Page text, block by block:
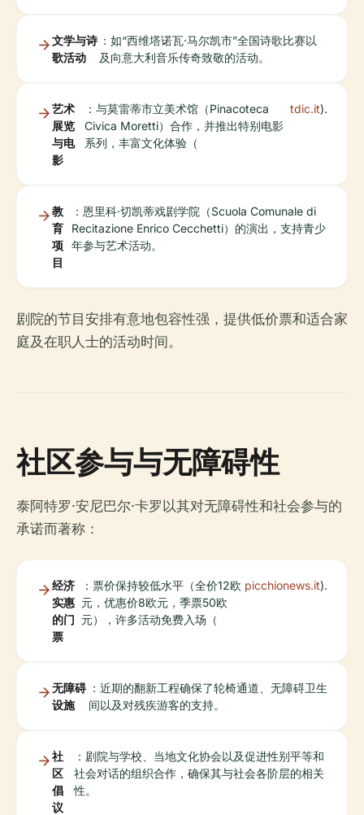
文学与诗
歌活动
：如“西维塔诺瓦·马尔凯市”全国诗歌比赛以
及向意大利音乐传奇致敬的活动。
艺术
展览
与电
影
：与莫雷蒂市立美术馆（Pinacoteca
Civica Moretti）合作，并推出特别电影
系列，丰富文化体验（
tdic.it).
教
育
项
目
：恩里科·切凯蒂戏剧学院（Scuola Comunale di
Recitazione Enrico Cecchetti）的演出，支持青少
年参与艺术活动。
剧院的节目安排有意地包容性强，提供低价票和适合家
庭及在职人士的活动时间。
社区参与与无障碍性
泰阿特罗·安尼巴尔·卡罗以其对无障碍性和社会参与的
承诺而著称：
经济
实惠
的门
票
：票价保持较低水平（全价12欧
元，优惠价8欧元，季票50欧
元），许多活动免费入场（
picchionews.it).
无障碍
设施
：近期的翻新工程确保了轮椅通道、无障碍卫生
间以及对残疾游客的支持。
社
区
倡
议
：剧院与学校、当地文化协会以及促进性别平等和
社会对话的组织合作，确保其与社会各阶层的相关
性。